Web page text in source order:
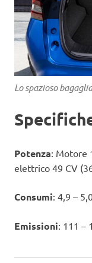
Lo spazioso
Potenza: Motore
elettrico 49 CV
Consumi: 4,9 –
Emissioni: 111 –